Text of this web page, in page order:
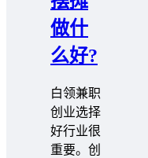
做什
么好?
白领兼职
创业选择
好行业很
重要。创